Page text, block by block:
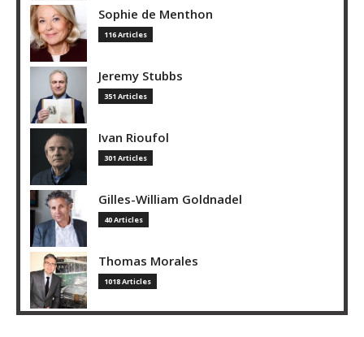
Sophie de Menthon
116 Articles
Jeremy Stubbs
351 Articles
Ivan Rioufol
301 Articles
Gilles-William Goldnadel
40 Articles
Thomas Morales
1018 Articles